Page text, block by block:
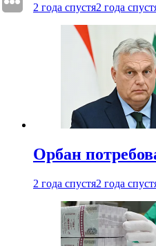
2 года спустя2 года
Орбан
2 года спустя2 года